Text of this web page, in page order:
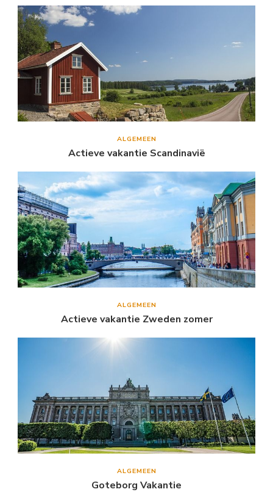
ALGEMEEN
Actieve vakantie Scandinavië
ALGEMEEN
Actieve vakantie Zweden zomer
ALGEMEEN
Goteborg Vakantie